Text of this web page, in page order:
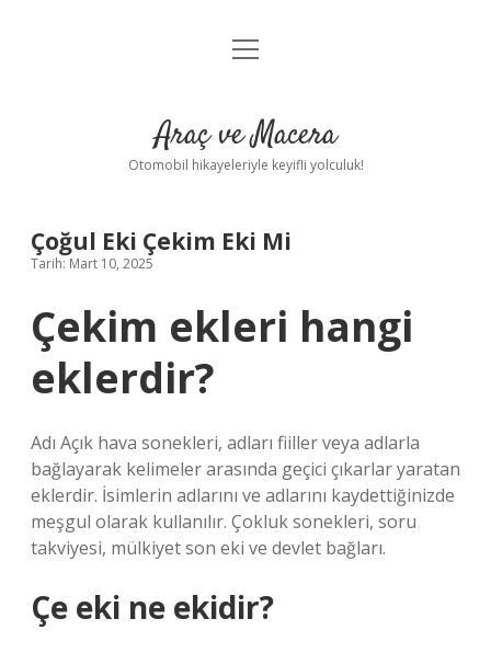
Anasayfa
Yasal Uyarı
menüyü
Araç ve Macera
Otomobil hikayeleriyle keyifli yolculuk!
Çoğul Eki Çekim Eki Mi
Tarih: Mart 10, 2025
Çekim ekleri hangi
eklerdir?
Adı Açık hava sonekleri, adları fiiller veya adlarla
bağlayarak kelimeler arasında geçici çıkarlar yaratan
eklerdir. İsimlerin adlarını ve adlarını kaydettiğinizde
meşgul olarak kullanılır. Çokluk sonekleri, soru
takviyesi, mülkiyet son eki ve devlet bağları.
Çe eki ne ekidir?